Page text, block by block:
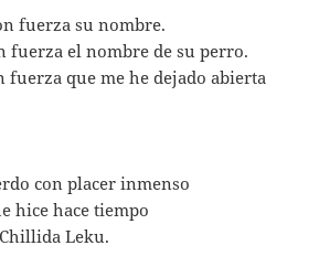
fuerza su nombre.
fuerza el nombre de su perro.
fuerza que me he dejado abierta
con placer inmenso
hice hace tiempo
Leku.